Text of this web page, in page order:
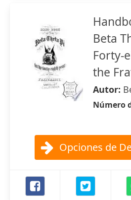
Beta
Forty-
the
Autor:
Número
Opciones de